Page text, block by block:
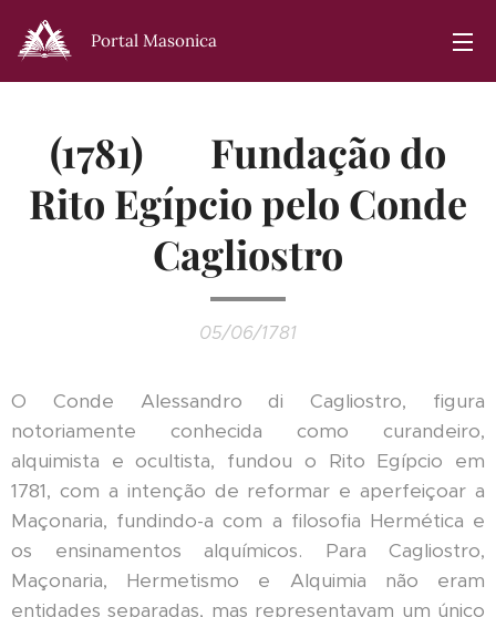
Portal Masonica
(1781) 🇮🇹 Fundação do
Rito Egípcio pelo Conde
Cagliostro
05/06/1781
O Conde Alessandro di Cagliostro, figura
notoriamente conhecida como curandeiro,
alquimista e ocultista, fundou o Rito Egípcio em
1781, com a intenção de reformar e aperfeiçoar a
Maçonaria, fundindo-a com a filosofia Hermética e
os ensinamentos alquímicos. Para Cagliostro,
Maçonaria, Hermetismo e Alquimia não eram
entidades separadas, mas representavam um único